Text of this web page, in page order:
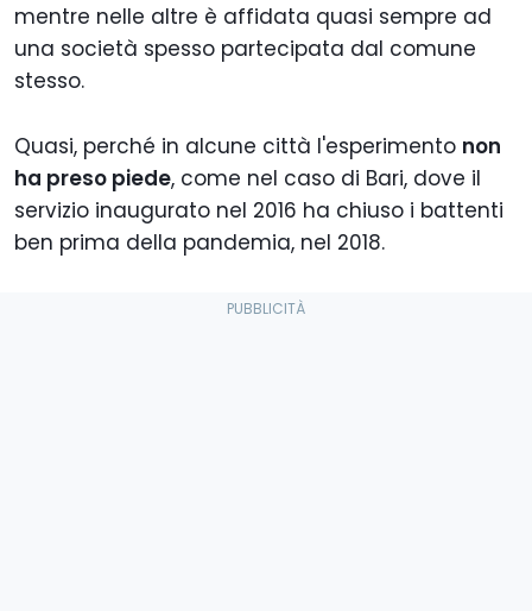
mentre nelle altre è affidata quasi sempre ad
una società spesso partecipata dal comune
stesso.
Quasi, perché in alcune città l'esperimento non
ha preso piede, come nel caso di Bari, dove il
servizio inaugurato nel 2016 ha chiuso i battenti
ben prima della pandemia, nel 2018.